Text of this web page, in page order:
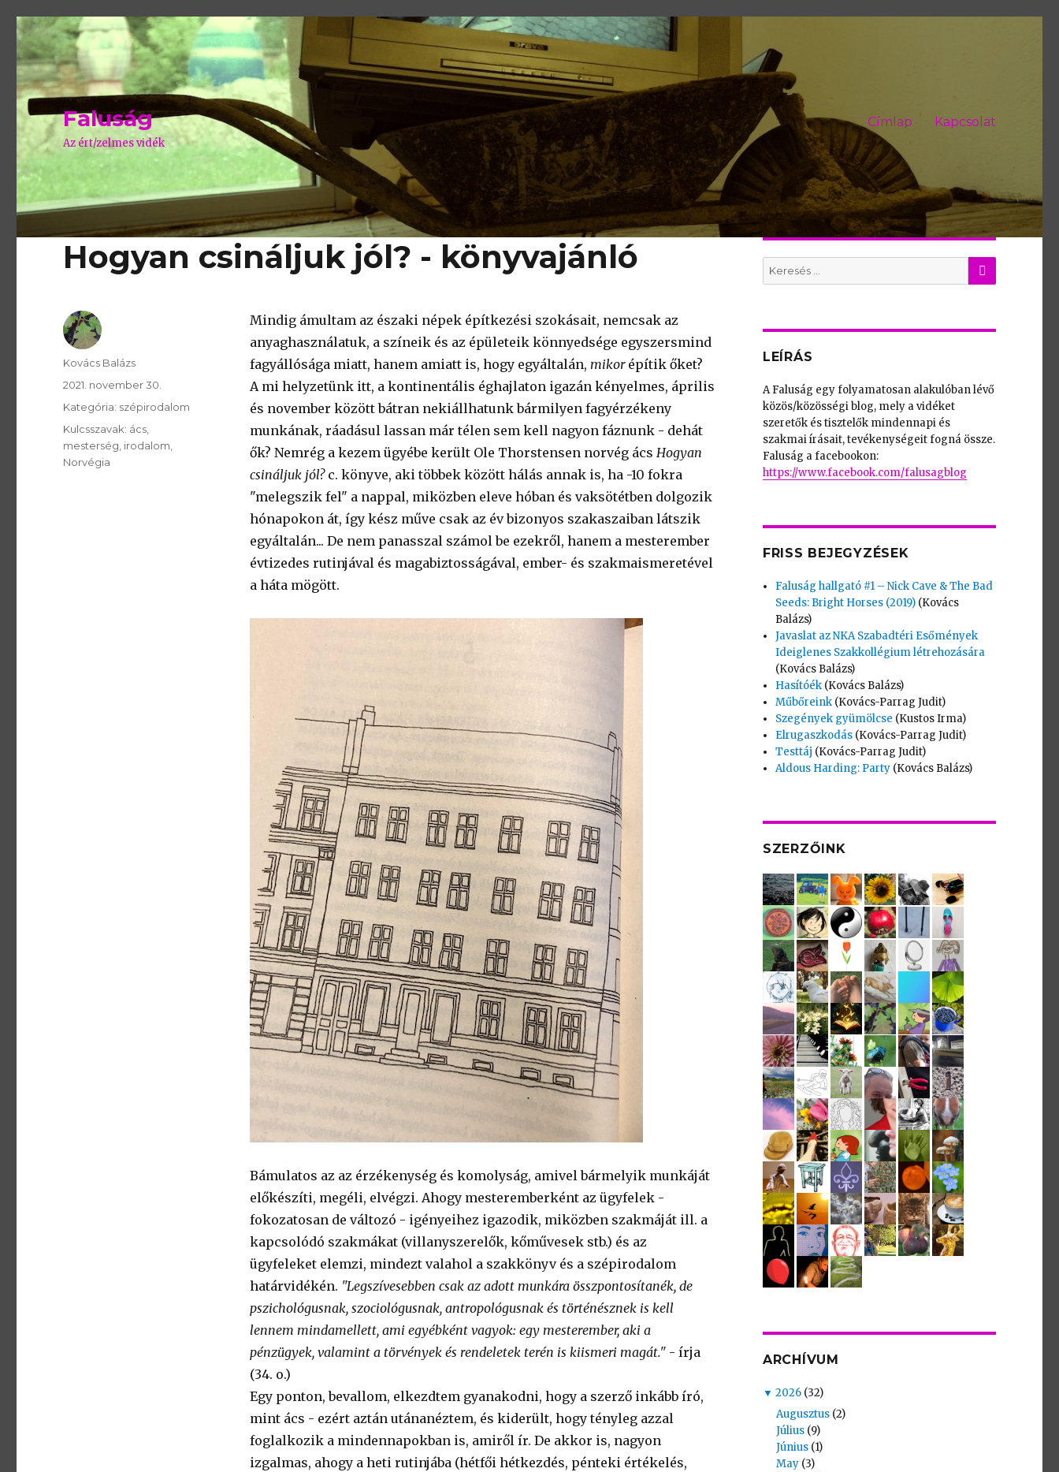
Faluság
Az ért/zelmes vidék
Címlap Kapcsolat
Hogyan csináljuk jól? - könyvajánló
Mindig ámultam az északi népek építkezési szokásait, nemcsak az
anyaghasználatuk, a színeik és az épületeik könnyedsége egyszersmind
fagyállósága miatt, hanem amiatt is, hogy egyáltalán, mikorépítik őket?
A mi helyzetünk itt, a kontinentális éghajlaton igazán kényelmes, április
és november között bátran nekiállhatunk bármilyen fagyérzékeny
munkának, ráadásul lassan már télen sem kell nagyon fáznunk - dehát
ők? Nemrég a kezem ügyébe került Ole Thorstensen norvég ács Hogyan
csináljuk jól?c. könyve, aki többek között hálás annak is, ha -10 fokra
"melegszik fel" a nappal, miközben eleve hóban és vaksötétben dolgozik
hónapokon át, így kész műve csak az év bizonyos szakaszaiban látszik
egyáltalán... De nem panasszal számol be ezekről, hanem a mesterember
évtizedes rutinjával és magabiztosságával, ember- és szakmaismeretével
a háta mögött.
Bámulatos az az érzékenység és komolyság, amivel bármelyik munkáját
előkészíti, megéli, elvégzi. Ahogy mesteremberként az ügyfelek -
fokozatosan de változó - igényeihez igazodik, miközben szakmáját ill. a
kapcsolódó szakmákat (villanyszerelők, kőművesek stb.) és az
ügyfeleket elemzi, mindezt valahol a szakkönyv és a szépirodalom
határvidékén. "Legszívesebben csak az adott munkára összpontosítanék, de
pszichológusnak, szociológusnak, antropológusnak és történésznek is kell
lennem mindamellett, ami egyébként vagyok: egy mesterember, aki a
pénzügyek, valamint a törvények és rendeletek terén is kiismeri magát."- írja
(34. o.)
Egy ponton, bevallom, elkezdtem gyanakodni, hogy a szerző inkább író,
mint ács - ezért aztán utánanéztem, és kiderült, hogy tényleg azzal
foglalkozik a mindennapokban is, amiről ír. De akkor is, nagyon
izgalmas, ahogy a heti rutinjába (hétfői hétkezdés, pénteki értékelés,
SzerzÅ
Kovács Balázs
Közzétéve:
2021. november 30.
Kategória: Kategória:
szépirodalom
Kulcsszavak: Kulcsszavak:
ács
mesterség irodalom
Norvégia
Search
for:
KERES
LEÍRÁS
A Faluság egy folyamatosan alakulóban lévő
közös/közösségi blog, mely a vidéket
szeretők és tisztelők mindennapi és
szakmai írásait, tevékenységeit fogná össze.
Faluság a facebookon:
https://www.facebook.com/falusagblog
FRISS BEJEGYZÉSEK
Faluság hallgató #1 – Nick Cave & The Bad
Seeds: Bright Horses (2019) (Kovács
Balázs)
Javaslat az NKA Szabadtéri Esőmények
Ideiglenes Szakkollégium létrehozására
(Kovács Balázs)
Hasítóék (Kovács Balázs)
Műbőreink (Kovács-Parrag Judit)
Szegények gyümölcse (Kustos Irma)
Elrugaszkodás (Kovács-Parrag Judit)
Testtáj (Kovács-Parrag Judit)
Aldous Harding: Party (Kovács Balázs)
SZERZŐINK
ARCHÍVUM
▼ 2026 (32)
Augusztus (2)
Július (9)
Június (1)
May (3)